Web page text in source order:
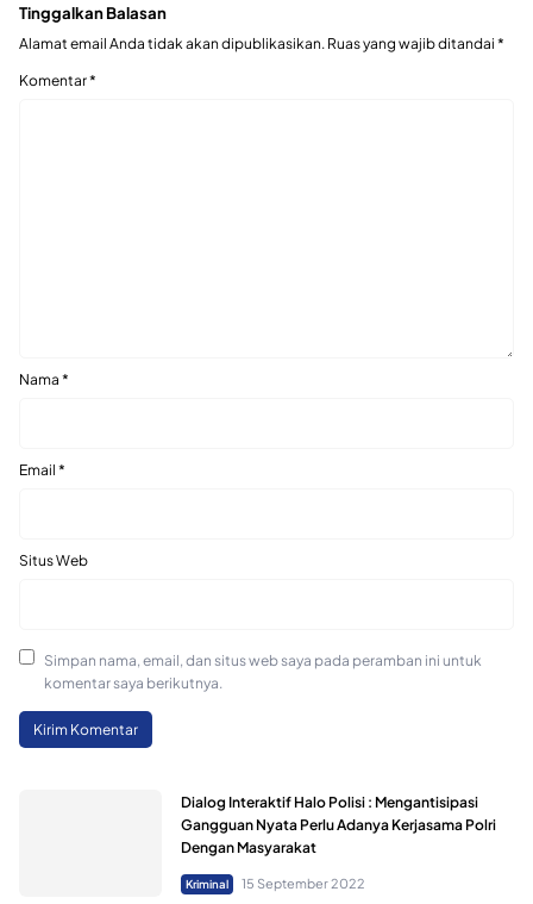
Tinggalkan Balasan
Alamat email Anda tidak akan dipublikasikan. Ruas yang wajib ditandai *
Komentar*
Nama *
Email *
Situs Web
Simpan nama, email, dan situs web saya pada peramban ini untuk
komentar saya berikutnya.
Dialog Interaktif Halo Polisi : Mengantisipasi
Gangguan Nyata Perlu Adanya Kerjasama Polri
Dengan Masyarakat
Kriminal 15 September 2022